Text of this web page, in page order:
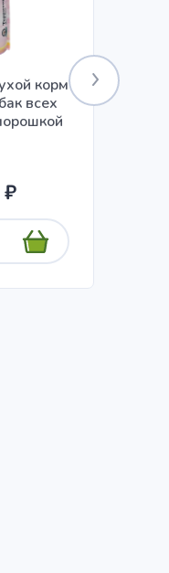
корм
всех